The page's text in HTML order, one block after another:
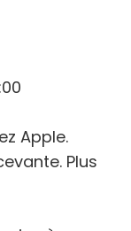
Apple.
Plus